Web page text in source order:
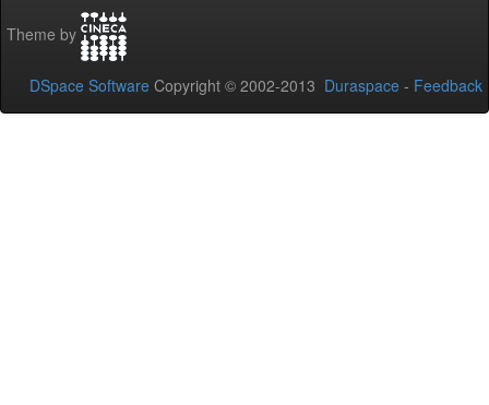
Theme by
DSpace Software Copyright © 2002-2013 Duraspace - Feedback